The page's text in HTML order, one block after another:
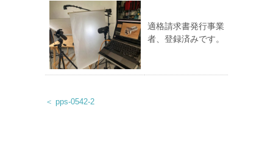
適格請求書発行事業
者、登録済みです。
＜ pps-0542-2